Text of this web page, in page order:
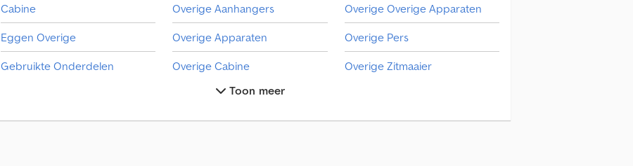
Cabine
Eggen Overige
Gebruikte Onderdelen
Koel/Geisoleerde
Overige Aanhangers
Overige Apparaten
Overige Cabine
Overige Dekzeil
Overige Gemeente Voertuigen
Overige Overige Apparaten
Overige Pers
Overige Zitmaaier
Platform
Toon meer